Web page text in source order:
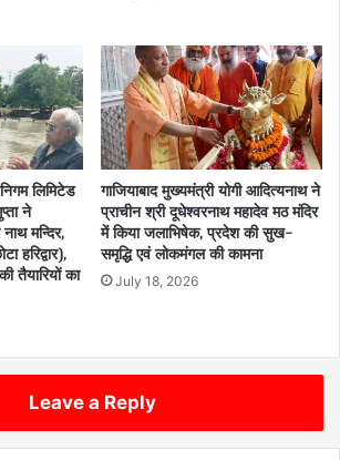
लिमिटेड
ने
मन्दिर,
हरिद्वार),
तैयारियों का
गाजियाबाद मुख्यमंत्री योगी आदित्यनाथ ने
प्राचीन श्री दूधेश्वरनाथ महादेव मठ मंदिर
में किया जलाभिषेक, प्रदेश की सुख-
समृद्धि एवं लोकमंगल की कामना
July 18, 2026
Leave a Reply